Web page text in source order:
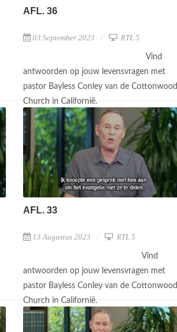
AFL. 36
03 September 2023 RTL 5
Vind
antwoorden op jouw levensvragen met
pastor Bayless Conley van de Cottonwood
Church in Californië.
AFL. 33
13 Augustus 2023 RTL 5
Vind
antwoorden op jouw levensvragen met
pastor Bayless Conley van de Cottonwood
Church in Californië.